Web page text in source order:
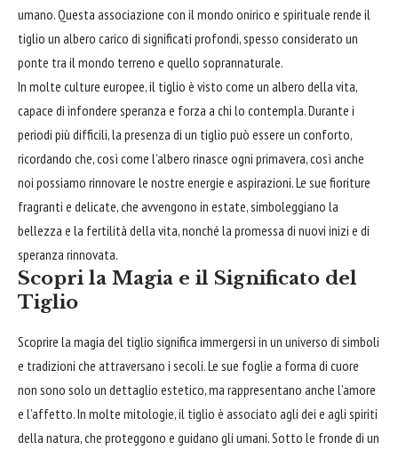
umano. Questa associazione con il mondo onirico e spirituale rende il
tiglio un albero carico di significati profondi, spesso considerato un
ponte tra il mondo terreno e quello soprannaturale.
In molte culture europee, il tiglio è visto come un albero della vita,
capace di infondere speranza e forza a chi lo contempla. Durante i
periodi più difficili, la presenza di un tiglio può essere un conforto,
ricordando che, così come l’albero rinasce ogni primavera, così anche
noi possiamo rinnovare le nostre energie e aspirazioni. Le sue fioriture
fragranti e delicate, che avvengono in estate, simboleggiano la
bellezza e la fertilità della vita, nonché la promessa di nuovi inizi e di
speranza rinnovata.
Scopri la Magia e il Significato del
Tiglio
Scoprire la magia del tiglio significa immergersi in un universo di simboli
e tradizioni che attraversano i secoli. Le sue foglie a forma di cuore
non sono solo un dettaglio estetico, ma rappresentano anche l’amore
e l’affetto. In molte mitologie, il tiglio è associato agli dei e agli spiriti
della natura, che proteggono e guidano gli umani. Sotto le fronde di un